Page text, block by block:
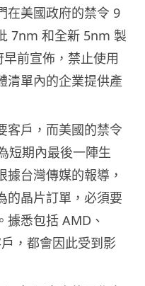
在美國政府的禁令 9
7nm 和全新 5nm 製
前宣佈，禁止使用
清單內的企業提供產
客戶，而美國的禁令
短期內最後一陣生
台灣傳媒的報導，
的晶片訂單，必須要
據悉包括 AMD、
，都會因此受到影